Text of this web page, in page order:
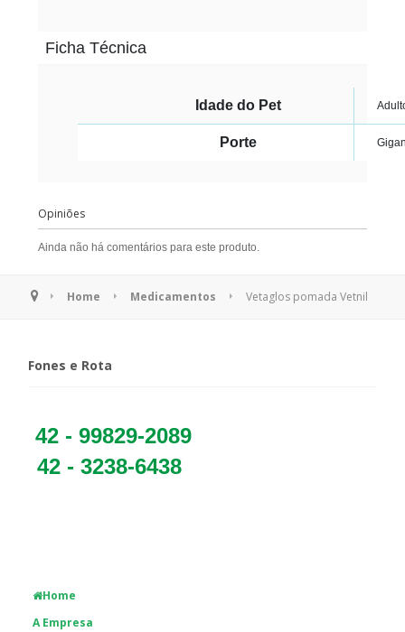
Ficha Técnica
Idade do Pet
Porte
Opiniões
Ainda não há comentários para este produto.
Home Medicamentos Vetaglos pomada Vetnil
Fones e Rota
42 - 99829-2089
42 - 3238-6438
Home
A Empresa